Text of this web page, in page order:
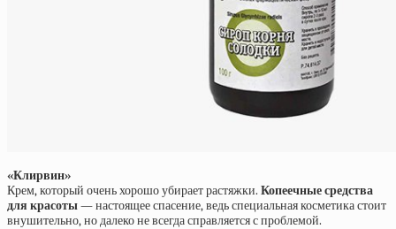
«Клирвин»
Крем, который очень хорошо убирает растяжки. Копеечные средства
для красоты— настоящее спасение, ведь специальная косметика стоит
внушительно, но далеко не всегда справляется с проблемой.